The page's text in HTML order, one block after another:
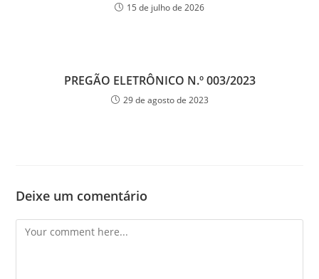
15 de julho de 2026
PREGÃO ELETRÔNICO N.º 003/2023
29 de agosto de 2023
Deixe um comentário